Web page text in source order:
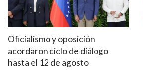
Oficialismo y oposición
acordaron ciclo de diálogo
hasta el 12 de agosto